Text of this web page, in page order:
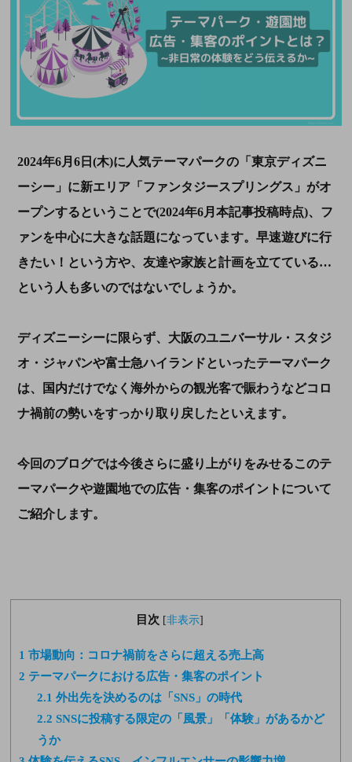
2024年6月6日(木)に人気テーマパークの「東京ディズニ
ーシー」に新エリア「ファンタジースプリングス」がオ
ープンするということで(2024年6月本記事投稿時点)、フ
ァンを中心に大きな話題になっています。早速遊びに行
きたい！という方や、友達や家族と計画を立てている…
という人も多いのではないでしょうか。
ディズニーシーに限らず、大阪のユニバーサル・スタジ
オ・ジャパンや富士急ハイランドといったテーマパーク
は、国内だけでなく海外からの観光客で賑わうなどコロ
ナ禍前の勢いをすっかり取り戻したといえます。
今回のブログでは今後さらに盛り上がりをみせるこのテ
ーマパークや遊園地での広告・集客のポイントについて
ご紹介します。
目次 [非表示]
1 市場動向：コロナ禍前をさらに超える売上高
2 テーマパークにおける広告・集客のポイント
2.1 外出先を決めるのは「SNS」の時代
2.2 SNSに投稿する限定の「風景」「体験」があるかど
うか